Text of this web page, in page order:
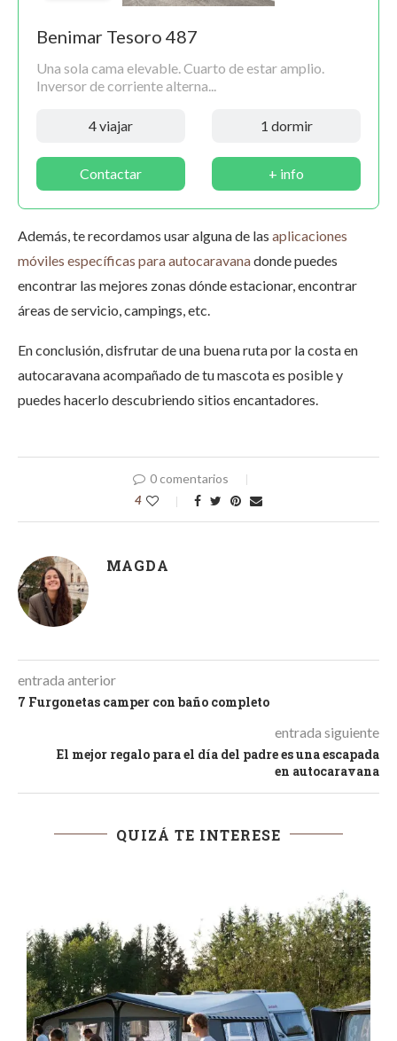
Benimar Tesoro 487
Una sola cama elevable. Cuarto de estar amplio.
Inversor de corriente alterna...
4 viajar 1 dormir
Contactar + info
Además, te recordamos usar alguna de las aplicaciones
móviles específicas para autocaravanadonde puedes
encontrar las mejores zonas dónde estacionar, encontrar
áreas de servicio, campings, etc.
En conclusión, disfrutar de una buena ruta por la costa en
autocaravana acompañado de tu mascota es posible y
puedes hacerlo descubriendo sitios encantadores.
0 comentarios
4
MAGDA
entrada anterior
7 Furgonetas camper con baño completo
entrada siguiente
El mejor regalo para el día del padre es una escapada
en autocaravana
QUIZÁ TE INTERESE